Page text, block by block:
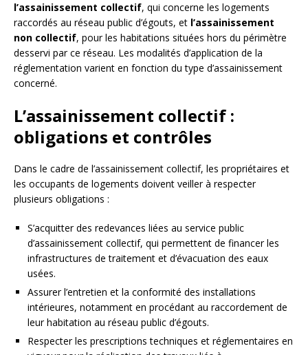
l’assainissement collectif, qui concerne les logements
raccordés au réseau public d’égouts, et l’assainissement
non collectif, pour les habitations situées hors du périmètre
desservi par ce réseau. Les modalités d’application de la
réglementation varient en fonction du type d’assainissement
concerné.
L’assainissement collectif :
obligations et contrôles
Dans le cadre de l’assainissement collectif, les propriétaires et
les occupants de logements doivent veiller à respecter
plusieurs obligations :
S’acquitter des redevances liées au service public
d’assainissement collectif, qui permettent de financer les
infrastructures de traitement et d’évacuation des eaux
usées.
Assurer l’entretien et la conformité des installations
intérieures, notamment en procédant au raccordement de
leur habitation au réseau public d’égouts.
Respecter les prescriptions techniques et réglementaires en